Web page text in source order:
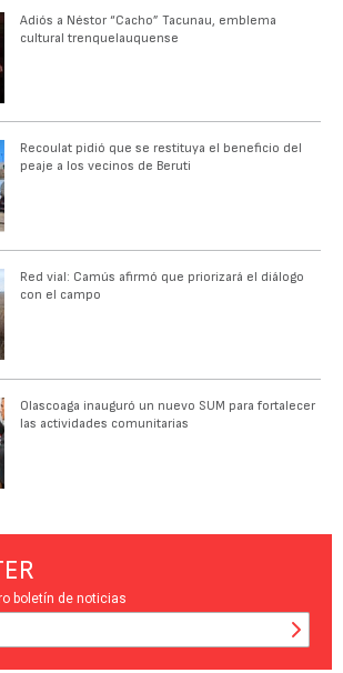
Adiós a Néstor “Cacho” Tacunau, emblema
cultural trenquelauquense
Recoulat pidió que se restituya el beneficio del
peaje a los vecinos de Beruti
Red vial: Camús afirmó que priorizará el diálogo
con el campo
Olascoaga inauguró un nuevo SUM para fortalecer
las actividades comunitarias
boletín de noticias